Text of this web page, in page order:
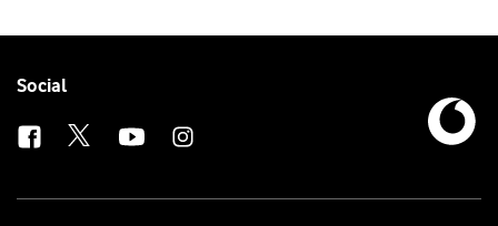
Follow
Social